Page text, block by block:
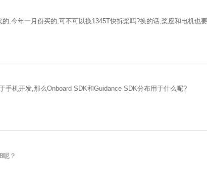
,今年一月份买的,可不可以换1345T快拆桨吗?换的话,桨座和电机也
机开发,那么Onboard SDK和Guidance SDK分布用于什么呢?
呢？